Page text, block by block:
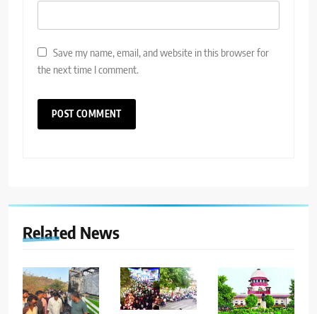
Save my name, email, and website in this browser for
the next time I comment.
Related News